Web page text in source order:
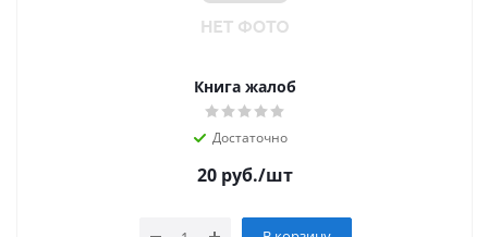
Книга жалоб
Достаточно
20 руб./шт